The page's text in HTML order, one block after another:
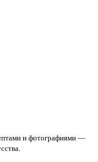
и фотографиями —